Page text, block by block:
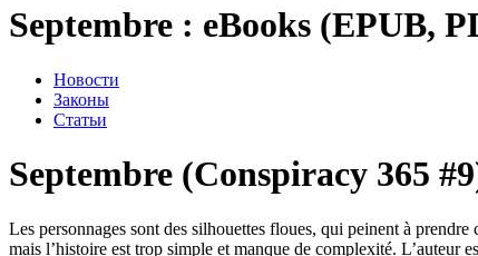
Septembre : eBooks (EPUB,
Новости
Законы
Статьи
Septembre (Conspiracy 365
Les personnages sont des silhouettes floues, qui peinent à
mais l’histoire est trop simple et manque de complexité. L’auteur